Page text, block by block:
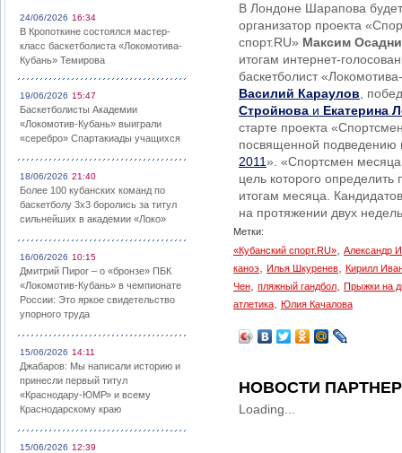
24/06/2026 16:34
В Кропоткине состоялся мастер-
класс баскетболиста «Локомотива-
Кубань» Темирова
19/06/2026 15:47
Баскетболисты Академии
«Локомотив-Кубань» выиграли
«серебро» Спартакиады учащихся
18/06/2026 21:40
Более 100 кубанских команд по
баскетболу 3х3 боролись за титул
сильнейших в академии «Локо»
16/06/2026 10:15
Дмитрий Пирог – о «бронзе» ПБК
«Локомотив-Кубань» в чемпионате
России: Это яркое свидетельство
упорного труда
15/06/2026 14:11
Джабаров: Мы написали историю и
принесли первый титул
«Краснодару-ЮМР» и всему
Краснодарскому краю
15/06/2026 12:39
В Лондоне Шарапова
организатор проекта
спорт.RU» Максим
итогам интернет-
баскетболист
Василий Караулов ,
Стройнова и Екатерина
старте проекта
посвященной подведению
2011». «Спортсмен месяца
цель которого
итогам месяца.
на протяжении двух
Метки:
«Кубанский спорт.RU»
Александр
каноэ
Илья Шкуренев
Кирилл
Чен
пляжный гандбол
Прыжки на
атлетика
Юлия Качалова
НОВОСТИ
Loading...